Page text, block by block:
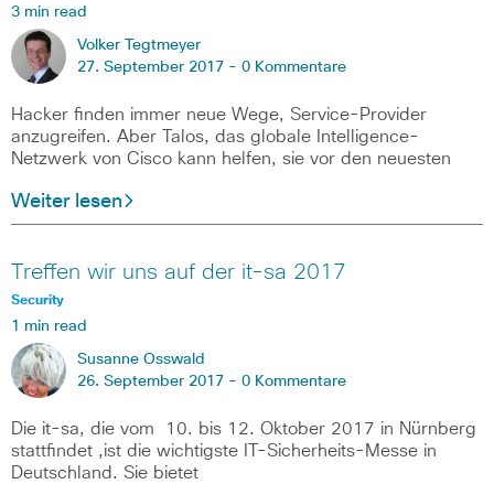
3 min read
Volker Tegtmeyer
27. September 2017 - 0 Kommentare
Hacker finden immer neue Wege, Service-Provider
anzugreifen. Aber Talos, das globale Intelligence-
Netzwerk von Cisco kann helfen, sie vor den neuesten
Weiter lesen
Treffen wir uns auf der it-sa 2017
Security
1 min read
Susanne Osswald
26. September 2017 - 0 Kommentare
Die it-sa, die vom 10. bis 12. Oktober 2017 in Nürnberg
stattfindet ,ist die wichtigste IT-Sicherheits-Messe in
Deutschland. Sie bietet